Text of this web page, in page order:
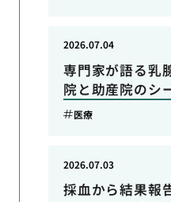
専門家が語る乳
院と助産院のシ
2026.07.04
医療
採血から結果報
2026.07.03